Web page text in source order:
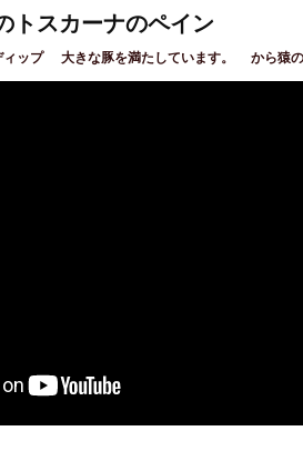
トスカーナのペイン
ップ 大きな豚を満たしています。 から猿